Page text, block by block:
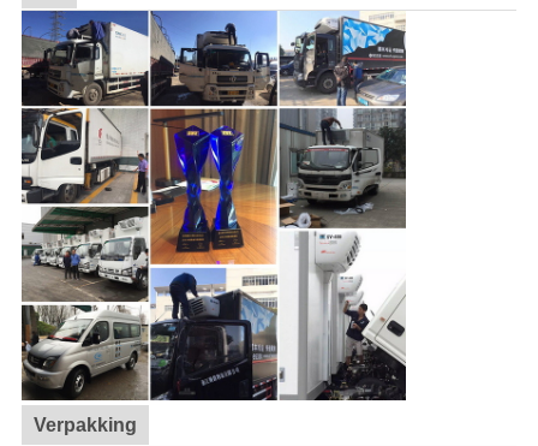
Verpakking